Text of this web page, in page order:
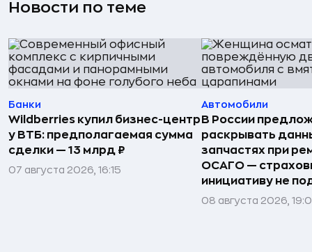
Новости по теме
Банки
Wildberries купил бизнес-центр
у ВТБ: предполагаемая сумма
сделки — 13 млрд ₽
07 августа 2026, 16:15
Автомобили
В России
раскрывать
запчастях при
ОСАГО —
инициативу не
08 августа 2026,